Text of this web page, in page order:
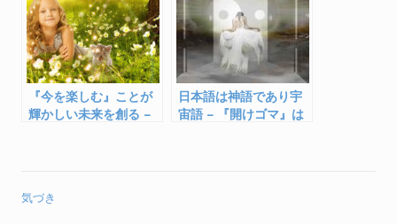
『今を楽しむ』ことが
輝かしい未来を創る –
日本語は神語であり宇
宙語 – 『開けゴマ』は
気づき